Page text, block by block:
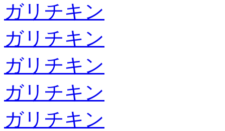
ガリチキン
ガリチキン
ガリチキン
ガリチキン
ガリチキン